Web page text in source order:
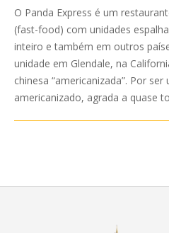
09-
27
O Panda Express é um
(fast-food) com unidades
inteiro e também em outros
unidade em Glendale, na
chinesa “americanizada”. Por
americanizado, agrada a quase